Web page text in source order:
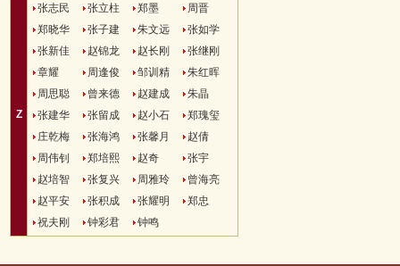
Z
张志民 张立柱 郑墨
周晋
郑晓华
张子建 朱文远
张如学
张新佳
赵锦龙 赵长刚
张继刚
章耀
周逢俊 邹训精
朱红晖
周思聪
曾来德 赵建成
朱晶
张建华
张留成 赵小石
郑瑰玺
庄乾梅
张海鸿 张馨月
赵倩
周伟钊
郑培熙 赵奇
张宇
赵培智
张复兴 周雅玲
曾海亮
赵平安
张积成 张耀明
郑忠
祝夫刚
钟彩君 钟鸣